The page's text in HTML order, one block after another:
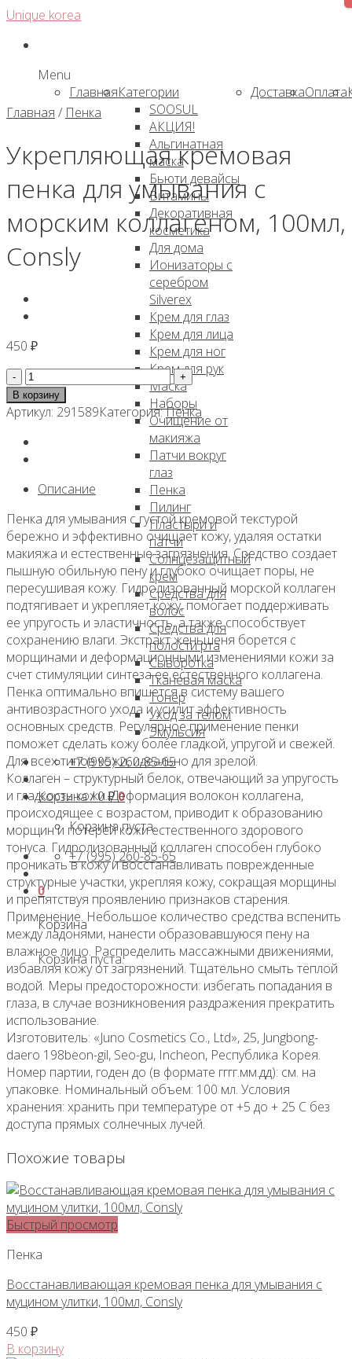
Skip
content
Unique korea
Menu
ГлавнаяКатегории
SOOSUL
АКЦИЯ!
Альгинатная
маска
Бьюти девайсы
Витамины
Декоративная
косметика
Для дома
Ионизаторы с
серебром
Silverex
Крем для глаз
Крем для лица
Крем для ног
Крем для рук
Маска
Наборы
Очищение от
макияжа
Патчи вокруг
глаз
Пенка
Пилинг
Пластыри и
патчи
Солнцезащитный
крем
Средства для
волос
Средства для
полости рта
Сыворотка
Тканевая маска
Тонер
Уход за телом
Эмульсия
ДоставкаОплата
+7 (995) 260-85-65
Корзина /0₽0
Корзина пуста.
+7 (995) 260-85-65
0
Корзина
Корзина пуста.
Главная / Пенка
Укрепляющая кремовая
пенка для умывания с
морским коллагеном, 100мл,
Consly
450 ₽
Количество
товара
Укрепляющая
пенка
для
с
морским
коллагеном,
100мл,
Consly
В корзину
Артикул: 291589Категория:Пенка
Описание
Пенка для умывания с густой кремовой текстурой
бережно и эффективно очищает кожу, удаляя остатки
макияжа и естественные загрязнения. Средство создает
пышную обильную пену и глубоко очищает поры, не
пересушивая кожу. Гидролизованный морской коллаген
подтягивает и укрепляет кожу, помогает поддерживать
ее упругость и эластичность, а также способствует
сохранению влаги. Экстракт женьшеня борется с
морщинами и деформационными изменениями кожи за
счет стимуляции синтеза ее естественного коллагена.
Пенка оптимально впишется в систему вашего
антивозрастного ухода и усилит эффективность
основных средств. Регулярное применение пенки
поможет сделать кожу более гладкой, упругой и свежей.
Для всех типов кожи, идеально для зрелой.
Коллаген – структурный белок, отвечающий за упругость
и гладкость кожи. Деформация волокон коллагена,
происходящее с возрастом, приводит к образованию
морщин и потерей кожи естественного здорового
тонуса. Гидролизованный коллаген способен глубоко
проникать в кожу и восстанавливать поврежденные
структурные участки, укрепляя кожу, сокращая морщины
и препятствуя проявлению признаков старения.
Применение. Небольшое количество средства вспенить
между ладонями, нанести образовавшуюся пену на
влажное лицо. Распределить массажными движениями,
избавляя кожу от загрязнений. Тщательно смыть тёплой
водой. Меры предосторожности: избегать попадания в
глаза, в случае возникновения раздражения прекратить
использование.
Изготовитель: «Juno Cosmetics Co., Ltd», 25, Jungbong-
daero 198beon-gil, Seo-gu, Incheon, Республика Корея.
Номер партии, годен до (в формате гггг.мм.дд): см. на
упаковке. Номинальный объем: 100 мл. Условия
хранения: хранить при температуре от +5 до + 25 С без
доступа прямых солнечных лучей.
Похожие товары
Быстрый просмотр
Пенка
Восстанавливающая кремовая пенка для умывания с
муцином улитки, 100мл, Consly
450 ₽
В корзину